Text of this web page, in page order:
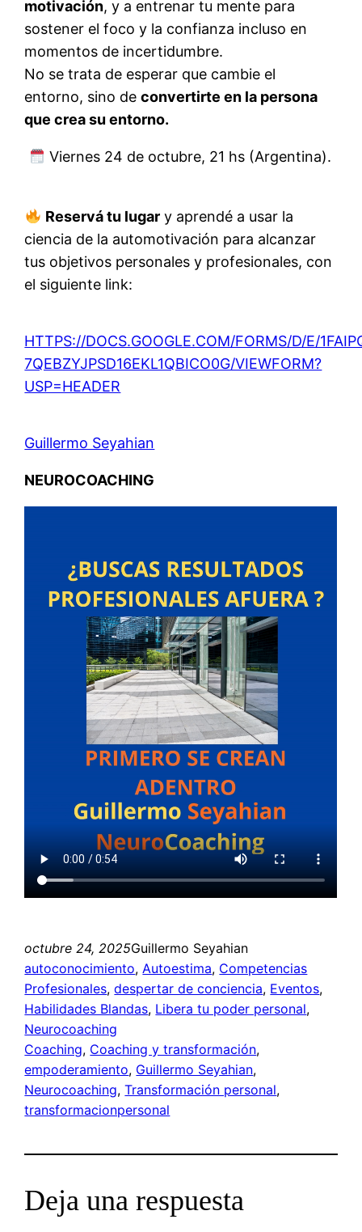
motivación, y a entrenar tu mente para
sostener el foco y la confianza incluso en
momentos de incertidumbre.
No se trata de esperar que cambie el
entorno, sino deconvertirte en la persona
que crea su entorno.
Viernes 24 de octubre, 21 hs (Argentina).
Reservá tu lugary aprendé a usar la
ciencia de la automotivación para alcanzar
tus objetivos personales y profesionales, con
el siguiente link:
HTTPS://DOCS.GOOGLE.COM/FORMS/D/E/
7QEBZYJPSD16EKL1QBICO0G/VIEWFORM?
USP=HEADER
Guillermo Seyahian
NEUROCOACHING
octubre 24, 2025Guillermo Seyahian
autoconocimiento, Autoestima, Competencias
Profesionales, despertar de conciencia, Eventos
Habilidades Blandas, Libera tu poder personal
Neurocoaching
Coaching, Coaching y transformación
empoderamiento, Guillermo Seyahian
Neurocoaching, Transformación personal
transformacionpersonal
Deja una respuesta